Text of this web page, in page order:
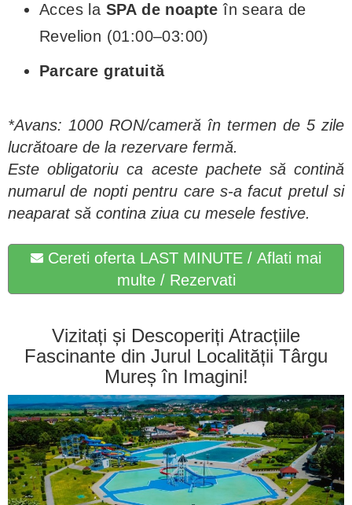
Acces la SPA de noapte în seara de
Revelion (01:00–03:00)
Parcare gratuită
*Avans: 1000 RON/cameră în termen de 5 zile
lucrătoare de la rezervare fermă.
Este obligatoriu ca aceste pachete să contină
numarul de nopti pentru care s-a facut pretul si
neaparat să contina ziua cu mesele festive.
Cereti oferta LAST MINUTE / Aflati mai
multe / Rezervati
Vizitați și Descoperiți Atracțiile
Fascinante din Jurul Localității Târgu
Mureș în Imagini!